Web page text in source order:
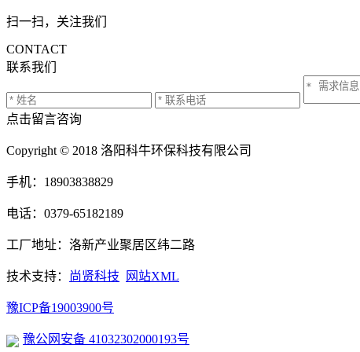
扫一扫，关注我们
CONTACT
联系我们
点击留言咨询
Copyright © 2018 洛阳科牛环保科技有限公司
手机：18903838829
电话：0379-65182189
工厂地址：洛新产业聚居区纬二路
技术支持： 尚贤科技 网站XML
豫ICP备19003900号
豫公网安备 41032302000193号